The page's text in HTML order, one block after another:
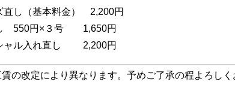
直し（基本料金） 2,200円
550円×３号 1,650円
ャル入れ直し 2,200円
の改定により異なります。予めご了承の程よろしく